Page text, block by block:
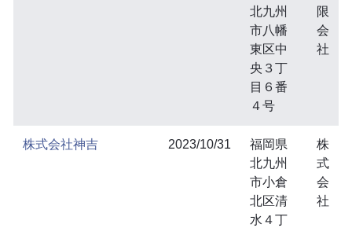
北九州
市八幡
東区中
央３丁
目６番
４号
限
会
社
株式会社神吉 2023/10/31
福岡県
北九州
市小倉
北区清
水４丁
株
式
会
社